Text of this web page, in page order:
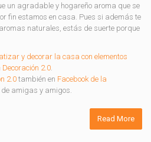
un agradable y hogareño aroma que se
fin estamos en casa. Pues si además te
naturales, estás de suerte porque
y decorar la casa con elementos
Decoración 2.0.
2.0 también en Facebook de la
amigas y amigos.
Read More